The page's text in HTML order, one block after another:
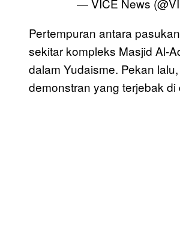
Pertempuran antara
sekitar kompleks Masjid Al-
dalam Yudaisme. Pekan
demonstran yang terjebak